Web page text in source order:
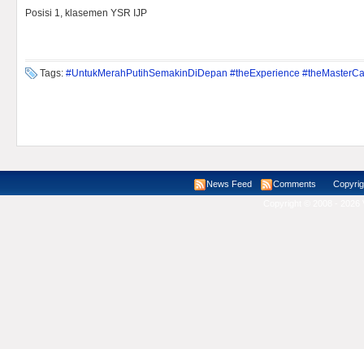
Posisi 1, klasemen YSR IJP
Tags: #UntukMerahPutihSemakinDiDepan #theExperience
News Feed Comments Copyright